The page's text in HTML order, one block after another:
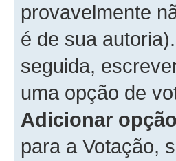
provavelmente
é de sua
seguida,
uma opção de
Adicionar
para a Votação,